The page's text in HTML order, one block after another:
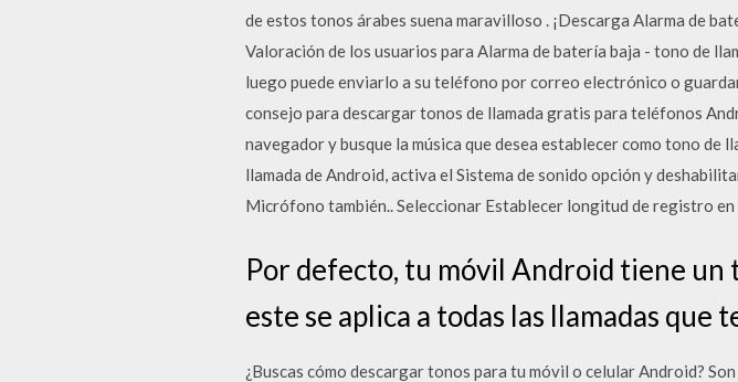
de estos tonos árabes suena maravilloso . ¡Descarga Alarma de
Valoración de los usuarios para Alarma de batería baja - tono de
luego puede enviarlo a su teléfono por correo electrónico o
consejo para descargar tonos de llamada gratis para teléfonos
navegador y busque la música que desea establecer como tono
llamada de Android, activa el Sistema de sonido opción y
Micrófono también.. Seleccionar Establecer longitud de registro
Por defecto, tu móvil Android tiene un
este se aplica a todas las llamadas que
¿Buscas cómo descargar tonos para tu móvil o celular Android?